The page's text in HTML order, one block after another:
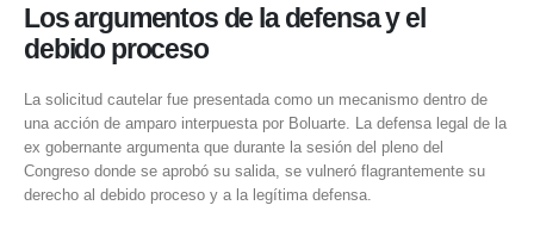
Los argumentos de la defensa y el
debido proceso
La solicitud cautelar fue presentada como un mecanismo dentro de
una acción de amparo interpuesta por Boluarte. La defensa legal de la
ex gobernante argumenta que durante la sesión del pleno del
Congreso donde se aprobó su salida, se vulneró flagrantemente su
derecho al debido proceso y a la legítima defensa.